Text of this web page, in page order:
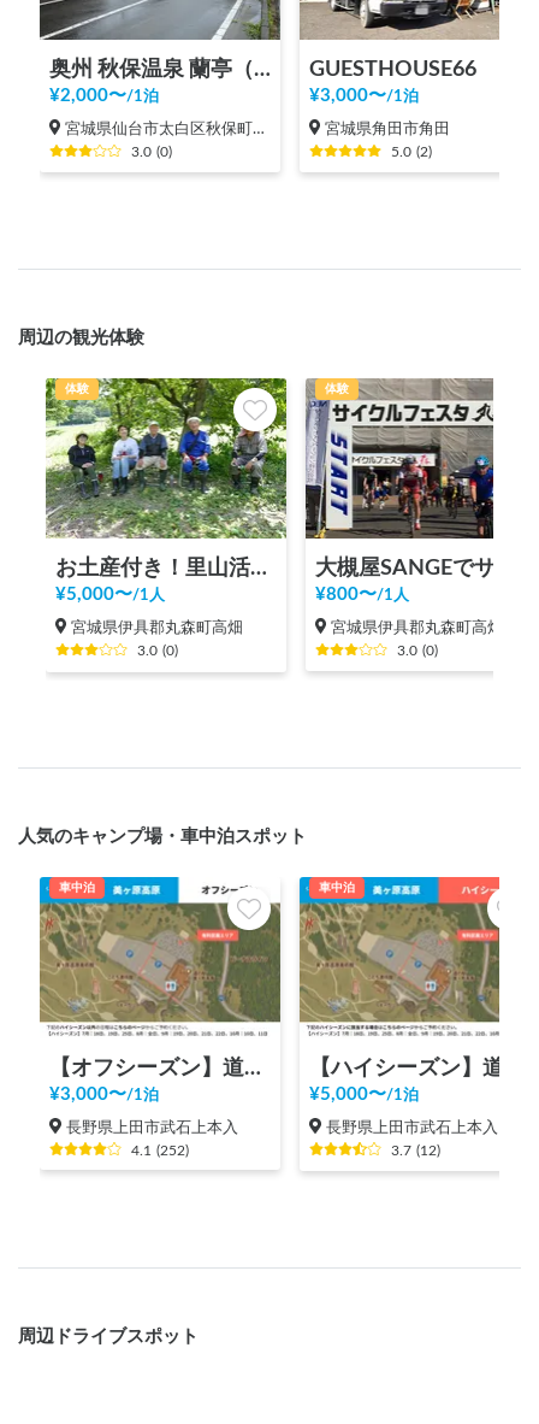
奥州 秋保温泉 蘭亭（カーステイご予約準備中）
¥2,000〜/1泊
宮城県仙台市太白区秋保町湯元
3.0 (0)
GUESTHOUSE66
¥3,000〜/1泊
宮城県角田市角田
5.0 (2)
周辺の観光体験
体験
お土産付き！里山活動体験
¥5,000〜/1人
宮城県伊具郡丸森町高畑
3.0 (0)
体験
¥800〜/1人
宮城県伊具郡丸森町高畑
3.0 (0)
人気のキャンプ場・車中泊スポット
車中泊
【オフシーズン】道の駅 美ヶ原高原
¥3,000〜/1泊
長野県上田市武石上本入
4.1 (252)
車中泊
¥5,000〜/1泊
長野県上田市武石上本入
3.7 (12)
周辺ドライブスポット